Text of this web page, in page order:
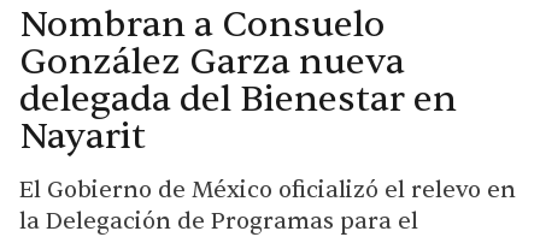
Nombran a Consuelo
González Garza nueva
delegada del Bienestar en
Nayarit
El Gobierno de México oficializó el relevo en
la Delegación de Programas para el